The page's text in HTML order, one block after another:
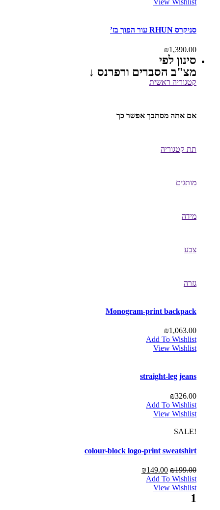
View Wishlist
סניקרס RHUN עור הפוך בז’
₪1,390.00
סינון לפי
מצ"ב הסברים ורפרנס ↓
קטגוריה ראשית
אם אתה מסתבך אפשר כך
תת קטגוריה
מותגים
מידה
צבע
גזרה
Monogram-print backpack
₪1,063.00
Add To Wishlist
View Wishlist
straight-leg jeans
₪326.00
Add To Wishlist
View Wishlist
!SALE
colour-block logo-print sweatshirt
₪199.00
₪149.00
Add To Wishlist
View Wishlist
1